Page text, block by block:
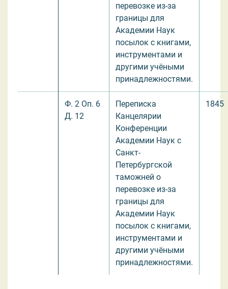
перевозке из-за
границы для
Академии Наук
посылок с книгами,
инструментами и
другими учёными
принадлежностями.
Ф. 2 Оп. 6
Д. 12
Переписка
Канцелярии
Конференции
Академии Наук с
Санкт-
Петербургской
таможней о
перевозке из-за
границы для
Академии Наук
посылок с книгами,
инструментами и
другими учёными
принадлежностями.
1845